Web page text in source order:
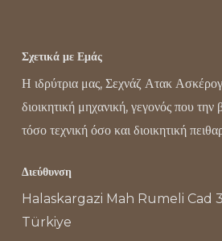
Σχετικά με Εμάς
Η ιδρύτρια μας, Σεχνάζ Ατακ
διοικητική μηχανική, γεγονός που την
τόσο τεχνική όσο και διοικητική
Διεύθυνση
Halaskargazi Mah Rumeli Cad
Türkiye